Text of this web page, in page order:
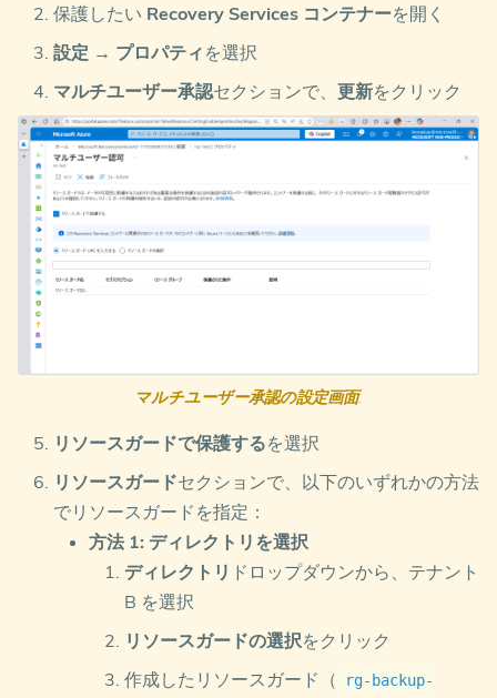
保護したい Recovery Services コンテナーを開く
設定 → プロパティ を選択
マルチユーザー承認セクションで、 更新をクリック
マルチユーザー承認の設定画面:
リソースガードで保護するを選択
リソースガードセクションで、以下のいずれかの方法
でリソースガードを指定：
方法 1: ディレクトリを選択
ディレクトリ ドロップダウンから、テナント
B を選択
リソースガードの選択をクリック
作成したリソースガード（
rg-backup-